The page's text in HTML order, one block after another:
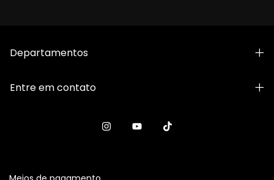
Departamentos
Entre em contato